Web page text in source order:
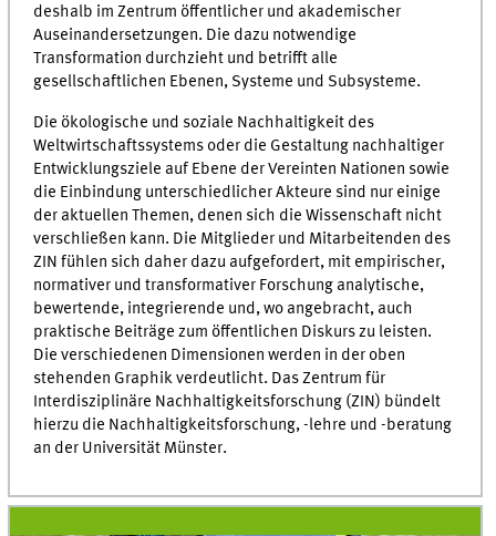
deshalb im Zentrum öffentlicher und akademischer
Auseinandersetzungen. Die dazu notwendige
Transformation durchzieht und betrifft alle
gesellschaftlichen Ebenen, Systeme und Subsysteme.
Die ökologische und soziale Nachhaltigkeit des
Weltwirtschaftssystems oder die Gestaltung nachhaltiger
Entwicklungsziele auf Ebene der Vereinten Nationen sowie
die Einbindung unterschiedlicher Akteure sind nur einige
der aktuellen Themen, denen sich die Wissenschaft nicht
verschließen kann. Die Mitglieder und Mitarbeitenden des
ZIN fühlen sich daher dazu aufgefordert, mit empirischer,
normativer und transformativer Forschung analytische,
bewertende, integrierende und, wo angebracht, auch
praktische Beiträge zum öffentlichen Diskurs zu leisten.
Die verschiedenen Dimensionen werden in der oben
stehenden Graphik verdeutlicht. Das Zentrum für
Interdisziplinäre Nachhaltigkeitsforschung (ZIN) bündelt
hierzu die Nachhaltigkeitsforschung, -lehre und -beratung
an der Universität Münster.